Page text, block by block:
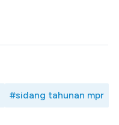
#sidang tahunan mpr